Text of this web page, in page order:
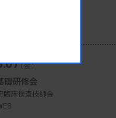
（金）
礎研修会
臨床検査技師会